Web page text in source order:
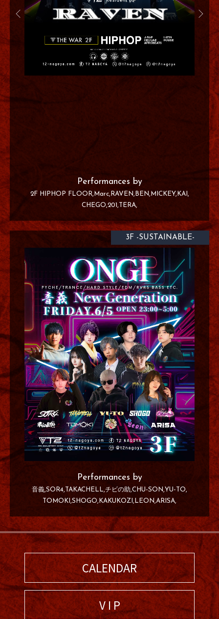
Performances by
2F HIPHOP FLOOR Marc RAVEN BEN MICKEY KAI
CHEGO 201 TERA
3F -SUSTAINABLE-
Performances by
音義 SOR4 TAKACHELL チビの助 CHU-SON YU-TO
TOMOKI SHOGO KAKUKOZI LEON ARISA
CALENDAR
V I P